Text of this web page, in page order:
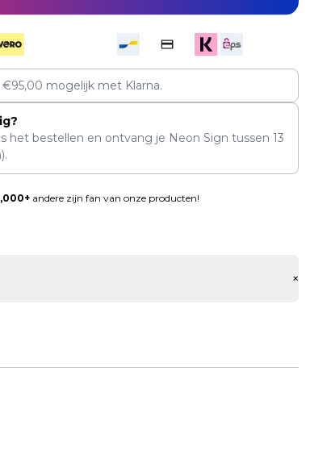
€95,00 mogelijk met Klarna.
het bestellen en ontvang je Neon Sign tussen 13
andere zijn fan van onze producten!
+